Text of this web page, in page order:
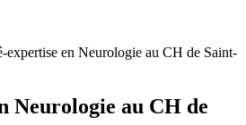
expertise en Neurologie au CH de Saint-
Neurologie au CH de